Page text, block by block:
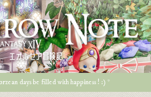
エオルゼア冒険記
days be filled with happiness ! :) *